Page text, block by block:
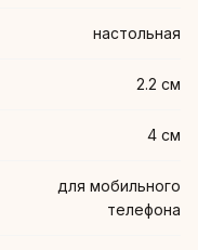
настольная
2.2 см
4 см
для мобильного
телефона